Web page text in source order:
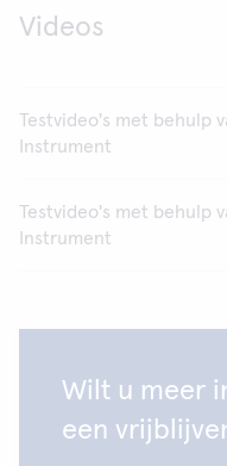
Videos
Testvideo's met behulp
Instrument
Testvideo's met behulp
Instrument
Wilt u meer
een